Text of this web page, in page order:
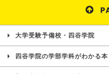
大学受験予備校・四谷学院
四谷学院の学部学科がわかる本